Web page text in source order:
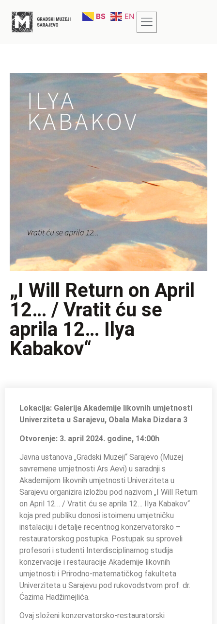
BS EN
„I Will Return on April
12… / Vratit ću se
aprila 12… Ilya
Kabakov“
Lokacija: Galerija Akademije likovnih umjetnosti
Univerziteta u Sarajevu, Obala Maka Dizdara 3
Otvorenje: 3. april 2024. godine, 14:00h
Javna ustanova „Gradski Muzeji“ Sarajevo (Muzej
savremene umjetnosti Ars Aevi) u saradnji s
Akademijom likovnih umjetnosti Univerziteta u
Sarajevu organizira izložbu pod nazivom „I Will Return
on April 12… / Vratit ću se aprila 12… Ilya Kabakov“
koja pred publiku donosi istoimenu umjetničku
instalaciju i detalje recentnog konzervatorsko –
restauratorskog postupka. Postupak su sproveli
profesori i studenti Interdisciplinarnog studija
konzervacije i restauracije Akademije likovnih
umjetnosti i Prirodno-matematičkog fakulteta
Univerziteta u Sarajevu pod rukovodstvom prof. dr.
Ćazima Hadžimejlića.
Ovaj složeni konzervatorsko-restauratorski